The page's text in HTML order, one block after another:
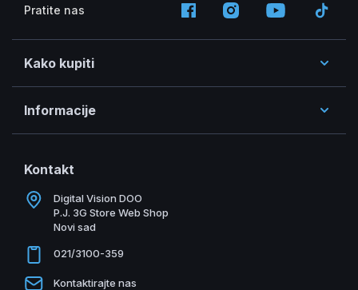
Pratite nas
Kako kupiti
Informacije
Kontakt
Digital Vision DOO
P.J. 3G Store Web Shop
Novi sad
021/3100-359
Kontaktirajte nas